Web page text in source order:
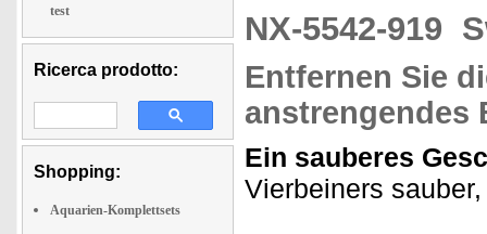
test
Ricerca prodotto:
Shopping:
Aquarien-Komplettsets
NX-5542-919
Entfernen Sie
anstrengendes
Ein sauberes
Vierbeiners